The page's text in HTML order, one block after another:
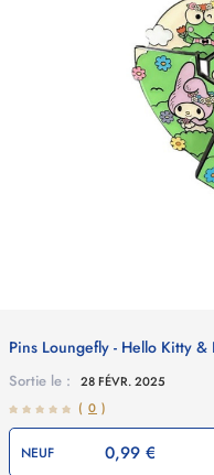
Pins Loungefly - Hello Kitty
Sortie le :
28 FÉVR. 2025
( 0 )
NEUF 0,99 €